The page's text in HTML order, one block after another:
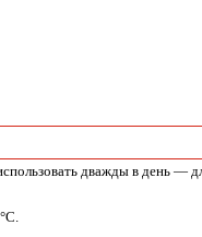
дважды в день —